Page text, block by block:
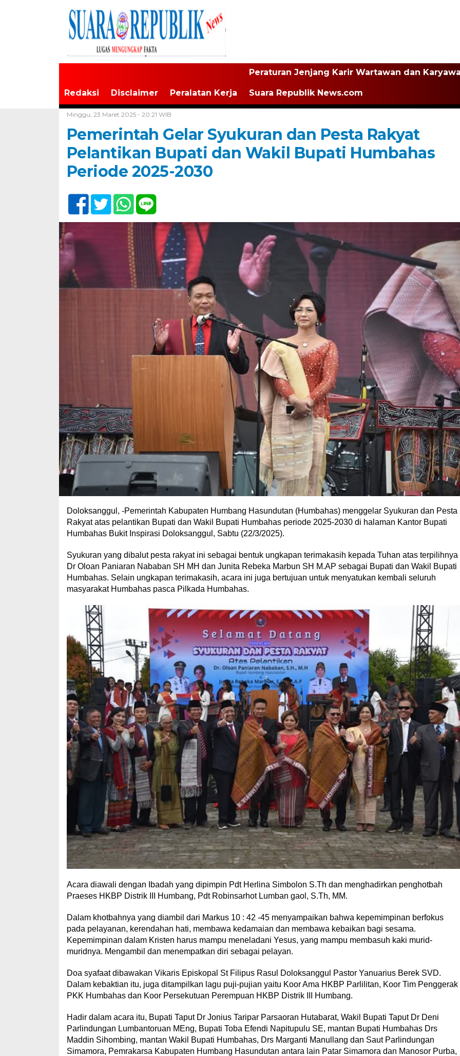
Redaksi Disclaimer Peralatan Kerja
Peraturan Jenjang Karir Wartawan dan
Suara Republik News.com
Minggu, 23 Maret 2025 - 20:21 WIB
Pemerintah Gelar Syukuran dan Pesta Rakyat
Pelantikan Bupati dan Wakil Bupati Humbahas
Periode 2025-2030
Doloksanggul, -Pemerintah Kabupaten Humbang Hasundutan (Humbahas) menggelar Syukuran dan Pesta
Rakyat atas pelantikan Bupati dan Wakil Bupati Humbahas periode 2025-2030 di halaman Kantor Bupati
Humbahas Bukit Inspirasi Doloksanggul, Sabtu (22/3/2025).
Syukuran yang dibalut pesta rakyat ini sebagai bentuk ungkapan terimakasih kepada Tuhan atas terpilihnya
Dr Oloan Paniaran Nababan SH MH dan Junita Rebeka Marbun SH M.AP sebagai Bupati dan Wakil Bupati
Humbahas. Selain ungkapan terimakasih, acara ini juga bertujuan untuk menyatukan kembali seluruh
masyarakat Humbahas pasca Pilkada Humbahas.
Acara diawali dengan Ibadah yang dipimpin Pdt Herlina Simbolon S.Th dan menghadirkan penghotbah
Praeses HKBP Distrik III Humbang, Pdt Robinsarhot Lumban gaol, S.Th, MM.
Dalam khotbahnya yang diambil dari Markus 10 : 42 -45 menyampaikan bahwa kepemimpinan berfokus
pada pelayanan, kerendahan hati, membawa kedamaian dan membawa kebaikan bagi sesama.
Kepemimpinan dalam Kristen harus mampu meneladani Yesus, yang mampu membasuh kaki murid-
muridnya. Mengambil dan menempatkan diri sebagai pelayan.
Doa syafaat dibawakan Vikaris Episkopal St Filipus Rasul Doloksanggul Pastor Yanuarius Berek SVD.
Dalam kebaktian itu, juga ditampilkan lagu puji-pujian yaitu Koor Ama HKBP Parlilitan, Koor Tim Penggerak
PKK Humbahas dan Koor Persekutuan Perempuan HKBP Distrik III Humbang.
Hadir dalam acara itu, Bupati Taput Dr Jonius Taripar Parsaoran Hutabarat, Wakil Bupati Taput Dr Deni
Parlindungan Lumbantoruan MEng, Bupati Toba Efendi Napitupulu SE, mantan Bupati Humbahas Drs
Maddin Sihombing, mantan Wakil Bupati Humbahas, Drs Marganti Manullang dan Saut Parlindungan
Simamora, Pemrakarsa Kabupaten Humbang Hasundutan antara lain Patar Simamora dan Manosor Purba,